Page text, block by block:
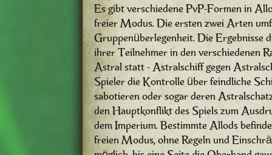
Es gibt verschiedene PvP-Formen in
freier Modus. Die ersten zwei Arten
Gruppenüberlegenheit. Die Ergebnisse
ihrer Teilnehmer in den verschiedenen
Astral statt - Astralschiff gegen
Spieler die Kontrolle über feindliche
sabotieren oder sogar deren
den Hauptkonflikt des Spiels zum
dem Imperium. Bestimmte Allods
freien Modus, ohne Regeln und